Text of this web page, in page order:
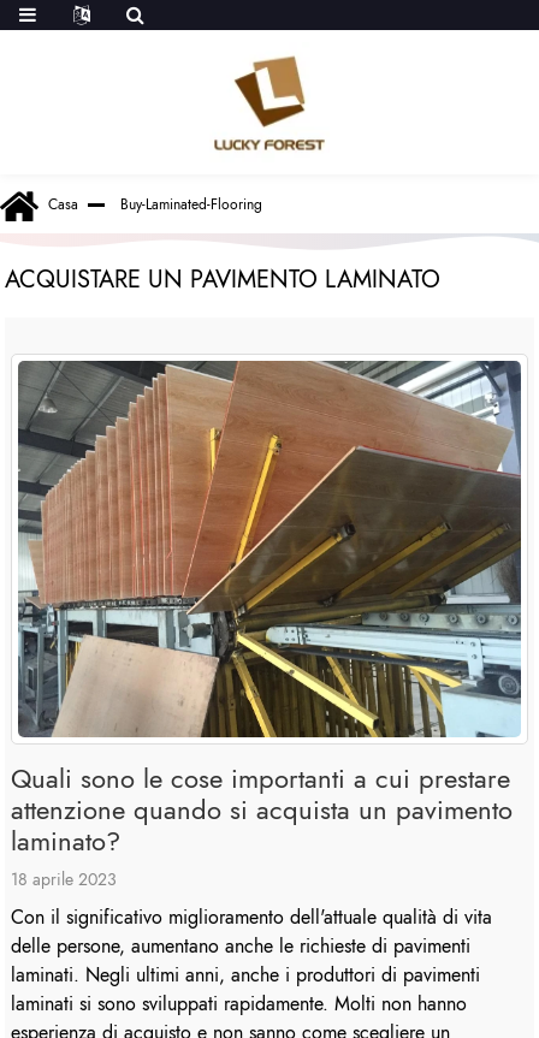
Casa Buy-Laminated-Flooring
ACQUISTARE UN PAVIMENTO LAMINATO
Quali sono le cose importanti a cui prestare
attenzione quando si acquista un pavimento
laminato?
18 aprile 2023
Con il significativo miglioramento dell'attuale qualità di vita
delle persone, aumentano anche le richieste di pavimenti
laminati. Negli ultimi anni, anche i produttori di pavimenti
laminati si sono sviluppati rapidamente. Molti non hanno
esperienza di acquisto e non sanno come scegliere un